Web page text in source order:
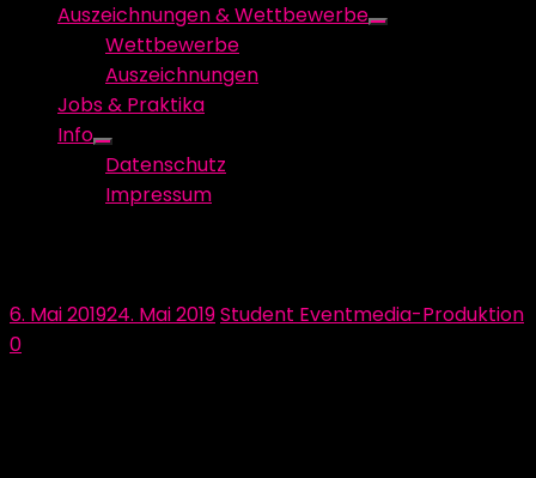
Auszeichnungen & Wettbewerbe
Show
Wettbewerbe
Auszeichnungen
Jobs & Praktika
Info
Show
sub
menu
Datenschutz
Impressum
Posted
on
6. Mai 201924. Mai 2019Author
Student Eventmedia-Produktion
0